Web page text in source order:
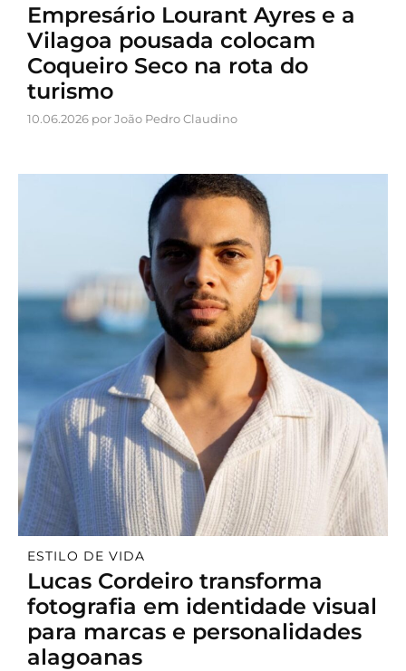
Empresário Lourant Ayres e a
Vilagoa pousada colocam
Coqueiro Seco na rota do
turismo
10.06.2026 por João Pedro Claudino
ESTILO DE VIDA
Lucas Cordeiro transforma
fotografia em identidade visual
para marcas e personalidades
alagoanas